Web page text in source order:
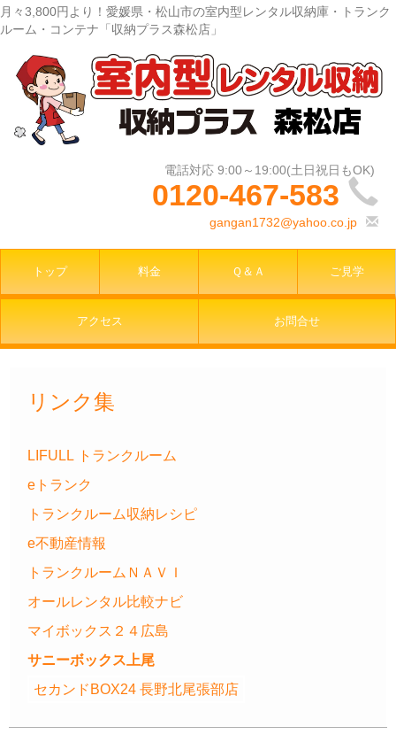
月々3,800円より！愛媛県・松山市の室内型レンタル収納庫・トランク
ルーム・コンテナ「収納プラス森松店」
0120-467-583
gangan1732@yahoo.co.jp
トップ 料金 Ｑ＆Ａ ご見学
アクセス お問合せ
リンク集
LIFULL トランクルーム
eトランク
トランクルーム収納レシピ
e不動産情報
トランクルームＮＡＶＩ
オールレンタル比較ナビ
マイボックス２４広島
サニーボックス上尾
セカンドBOX24 長野北尾張部店